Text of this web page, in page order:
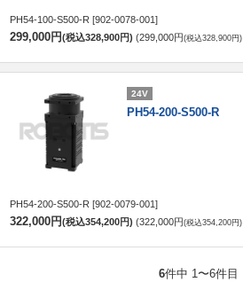
PH54-100-S500-R [902-0078-001]
299,000円(税込328,900円) 299,000円(税込328,900円)
24V
PH54-200-S500-R
PH54-200-S500-R [902-0079-001]
322,000円(税込354,200円) 322,000円(税込354,200円)
6件中 1〜6件目